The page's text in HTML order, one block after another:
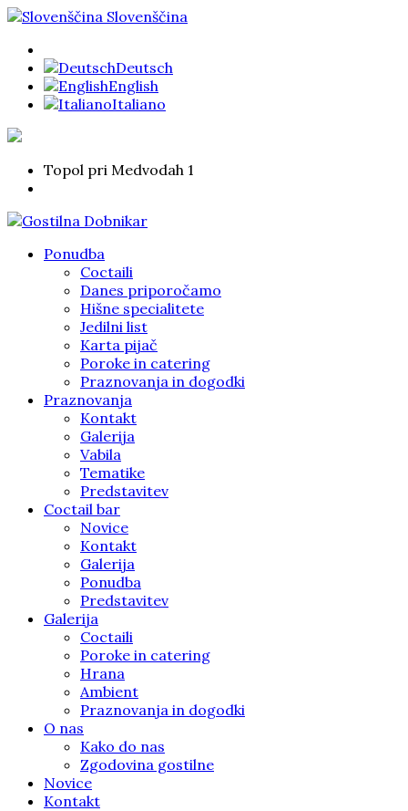
Slovenščina
Deutsch
English
Italiano
Topol pri Medvodah 1
Ponudba
Coctaili
Danes priporočamo
Hišne specialitete
Jedilni list
Karta pijač
Poroke in catering
Praznovanja in dogodki
Praznovanja
Kontakt
Galerija
Vabila
Tematike
Predstavitev
Coctail bar
Novice
Kontakt
Galerija
Ponudba
Predstavitev
Galerija
Coctaili
Poroke in catering
Hrana
Ambient
Praznovanja in dogodki
O nas
Kako do nas
Zgodovina gostilne
Novice
Kontakt